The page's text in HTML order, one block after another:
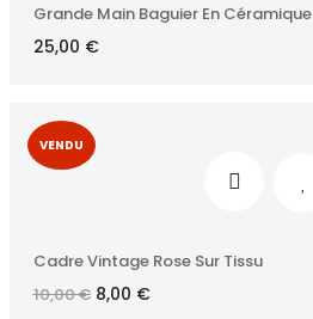
Grande Main Baguier En Céramique
25,00 €
VENDU
Cadre Vintage Rose Sur Tissu
10,00€ Le
prix
8,00 €Le
prix